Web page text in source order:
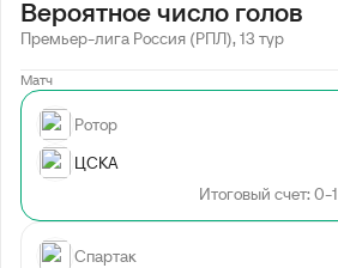
Вероятное число голов
Премьер-лига Россия (РПЛ), 13 тур
Матч
Ротор
ЦСКА
Итоговый счет: 0-1
Спартак